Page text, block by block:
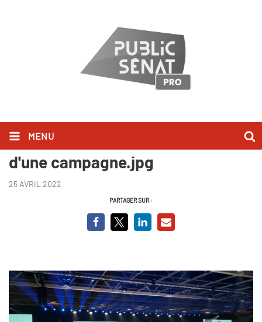
MENU
Macron-Pécresse, les coulisses
d'une campagne.jpg
25 AVRIL 2022
PARTAGER SUR :